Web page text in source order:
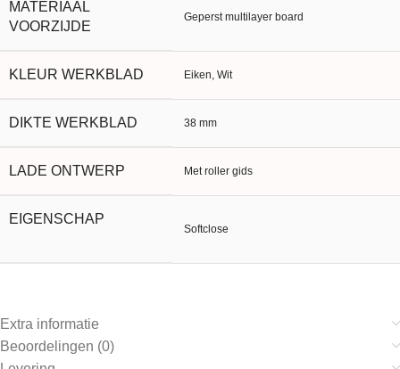
MATERIAAL
VOORZIJDE
Geperst multilayer board
KLEUR WERKBLAD Eiken, Wit
DIKTE WERKBLAD 38 mm
LADE ONTWERP Met roller gids
EIGENSCHAP
Softclose
Extra informatie
Beoordelingen (0)